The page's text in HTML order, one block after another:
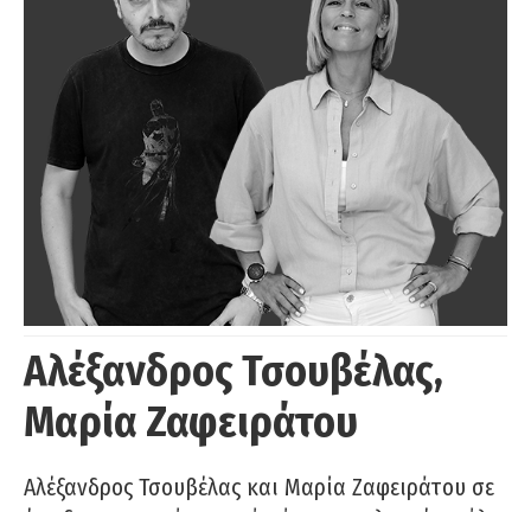
Αλέξανδρος Τσουβέλας,
Μαρία Ζαφειράτου
Αλέξανδρος Τσουβέλας και Μαρία Ζαφειράτου σε